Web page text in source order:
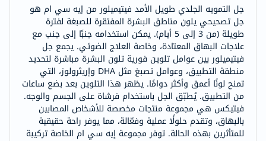
جل التمويه الجلدي طويل الأمد فيتيميلور من إيه سي ام هو
جل تصحيحي يلون مناطق البشرة المفتقرة للصبغة لفترة
طويلة (من 3 إلى 5 أيام). يمكن استخدامه جنبًا إلى جنب مع
علاجات البهاق المعتادة، وخاصة العلاج الضوئي. يجمع جل
فيتيميلور بين عوامل تلوين فورية تلون البشرة مباشرة لتحديد
منطقة التطبيق، وعوامل تصبغ مثل DHA وإريثرولوز، التي
تمنح لونًا أعمق وأكثر دوامًا. يظهر هذا التلوين بعد بضع ساعات
من التطبيق. يُطبّق الجل باستخدام فرشاة على الجسم والوجه.
فيتيكس هي مجموعة منتجات مخصصة للأشخاص المصابين
بالبهاق، وتقدم حلولًا عملية وفعّالة، مما يوفر راحة حقيقية
للمتأثرين بهذه الحالة. توفر مجموعة إيه سي ام الخاصة تركيبة